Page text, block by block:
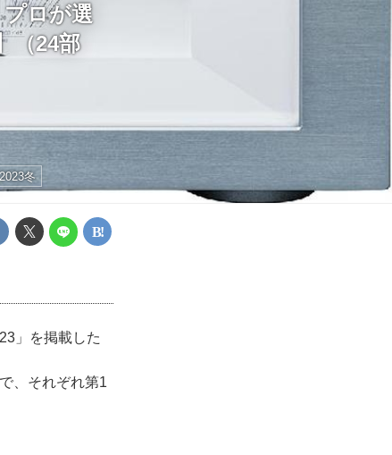
ロが選
（24部
冬
」を掲載した
、それぞれ第1